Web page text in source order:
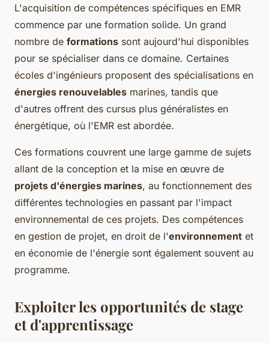
L'acquisition de compétences spécifiques en EMR
commence par une formation solide. Un grand
nombre de formations sont aujourd'hui disponibles
pour se spécialiser dans ce domaine. Certaines
écoles d'ingénieurs proposent des spécialisations en
énergies renouvelables marines, tandis que
d'autres offrent des cursus plus généralistes en
énergétique, où l'EMR est abordée.
Ces formations couvrent une large gamme de sujets
allant de la conception et la mise en œuvre de
projets d'énergies marines, au fonctionnement des
différentes technologies en passant par l'impact
environnemental de ces projets. Des compétences
en gestion de projet, en droit de l'environnement et
en économie de l'énergie sont également souvent au
programme.
Exploiter les opportunités de stage
et d'apprentissage